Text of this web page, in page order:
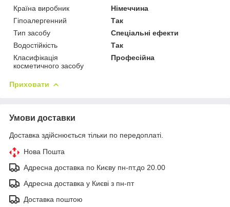
Країна виробник
Німеччина
Гіпоалергенний
Так
Тип засобу
Спеціальні ефекти
Водостійкість
Так
Класифікація
косметичного засобу
Професійна
Приховати
Умови доставки
Доставка здійснюється тільки по передоплаті.
Нова Пошта
Адресна доставка по Києву пн-пт.до 20.00
Адресна доставка у Києві з пн-пт
Доставка поштою